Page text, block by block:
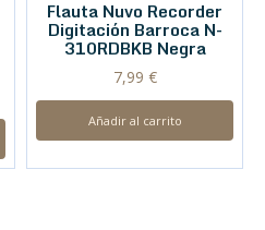
Flauta Nuvo Recorder
Digitación Barroca N-
310RDBKB Negra
7,99 €
Añadir al carrito